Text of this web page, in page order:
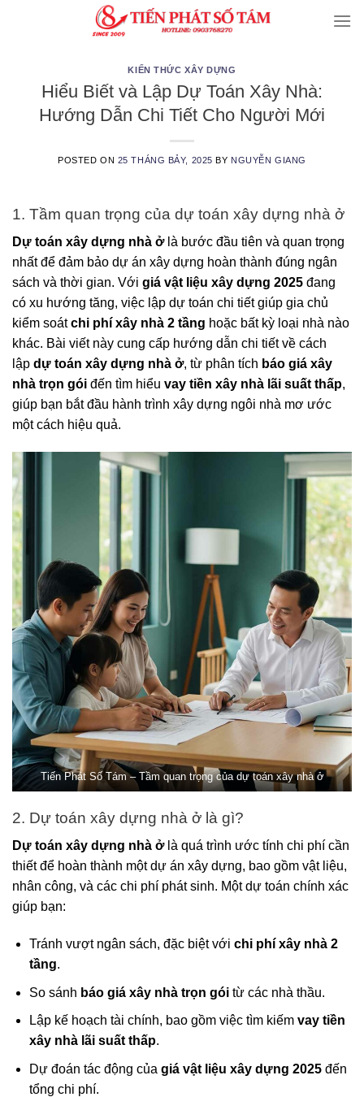
KIẾN THỨC XÂY DỰNG
Hiểu Biết và Lập Dự Toán Xây Nhà:
Hướng Dẫn Chi Tiết Cho Người Mới
POSTED ON 25 THÁNG BẢY, 2025 BY NGUYỄN GIANG
1. Tầm quan trọng của dự toán xây dựng nhà ở
Dự toán xây dựng nhà ởlà bước đầu tiên và quan trọng
nhất để đảm bảo dự án xây dựng hoàn thành đúng ngân
sách và thời gian. Với giá vật liệu xây dựng 2025 đang
có xu hướng tăng, việc lập dự toán chi tiết giúp gia chủ
kiểm soátchi phí xây nhà 2 tầng hoặc bất kỳ loại nhà nào
khác. Bài viết này cung cấp hướng dẫn chi tiết về cách
lập dự toán xây dựng nhà ở, từ phân tích báo giá xây
nhà trọn gói đến tìm hiểu vay tiền xây nhà lãi suất thấp,
giúp bạn bắt đầu hành trình xây dựng ngôi nhà mơ ước
một cách hiệu quả.
Tiến Phát Số Tám – Tầm quan trọng của dự toán xây nhà ở
2. Dự toán xây dựng nhà ở là gì?
Dự toán xây dựng nhà ởlà quá trình ước tính chi phí cần
thiết để hoàn thành một dự án xây dựng, bao gồm vật liệu,
nhân công, và các chi phí phát sinh. Một dự toán chính xác
giúp bạn:
Tránh vượt ngân sách, đặc biệt với chi phí xây nhà 2
tầng.
So sánh báo giá xây nhà trọn góitừ các nhà thầu.
Lập kế hoạch tài chính, bao gồm việc tìm kiếm vay tiền
xây nhà lãi suất thấp.
Dự đoán tác động của giá vật liệu xây dựng 2025đến
tổng chi phí.